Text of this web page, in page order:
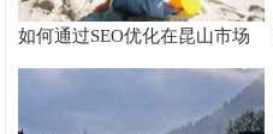
如何通过SEO优化在昆山市场
脱颖而出